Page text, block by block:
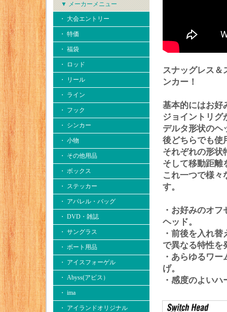
▼ メーカーメニュー
・ 大会エントリー
・ 特価
・ 福袋
・ ロッド
・ リール
・ ライン
・ フック
・ シンカー
・ 小物
・ その他用品
・ ボックス
・ ステッカー
・ アパレル・バッグ
・ DVD・雑誌
・ サングラス
・ ボート用品
・ アイスフォーゲル
・ Abyss(アビス）
・ ima
・ アイランドオリジナル
スナッグレス＆
ンカー！
基本的にはお好
ジョイントリグ
デルタ形状のヘ
後どちらでも使
それぞれの形状
そして移動距離
これ一つで様々
す。
・お好みのオ
ヘッド。
・前後を入れ
で異なる特性を
・あらゆるワ
げ。
・感度のよい